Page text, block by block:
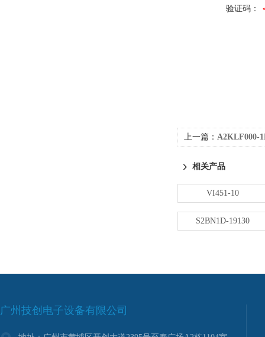
验证码：
上一篇： A2KLF000-
相关产品
VI451-10
S2BN1D-19130
广州技创电子设备有限公司